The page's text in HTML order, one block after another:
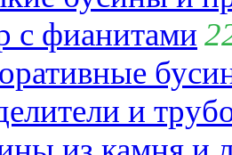
с фианитами
и